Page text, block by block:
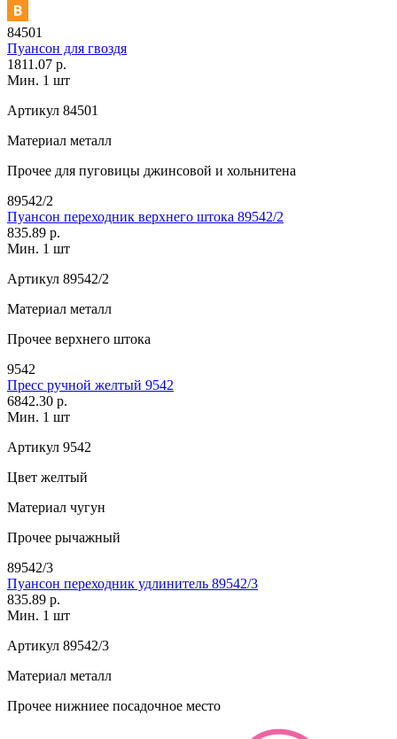
84501
Пуансон для гвоздя
1811.07 р.
Мин. 1 шт
Артикул 84501
Материал металл
Прочее для пуговицы джинсовой и хольнитена
89542/2
Пуансон переходник верхнего штока 89542/2
835.89 р.
Мин. 1 шт
Артикул 89542/2
Материал металл
Прочее верхнего штока
9542
Пресс ручной желтый 9542
6842.30 р.
Мин. 1 шт
Артикул 9542
Цвет желтый
Материал чугун
Прочее рычажный
89542/3
Пуансон переходник удлинитель 89542/3
835.89 р.
Мин. 1 шт
Артикул 89542/3
Материал металл
Прочее нижниее посадочное место